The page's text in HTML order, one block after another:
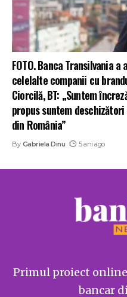
FOTO. Banca Transilvania
celelalte companii cu
Ciorcilă, BT: „Suntem
propus suntem
din România”
By Gabriela Dinu 5 ani ago
Primul proiect
bancar